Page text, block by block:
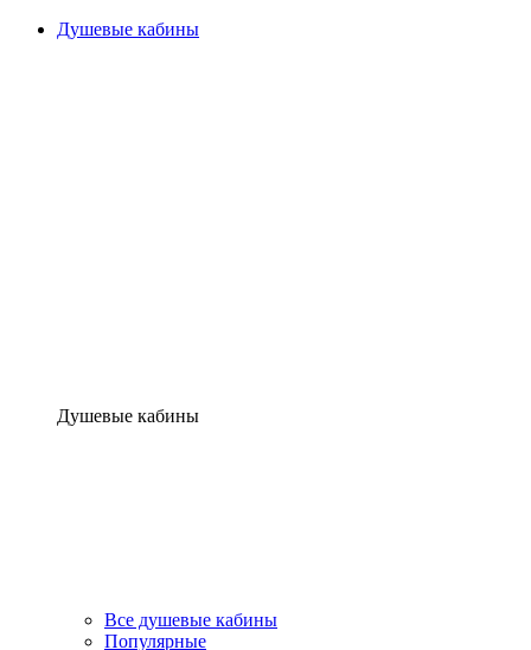
Душевые кабины
Душевые кабины
Все душевые кабины
Популярные